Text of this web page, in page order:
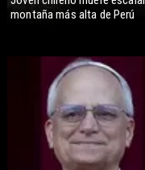
montaña más alta de Perú